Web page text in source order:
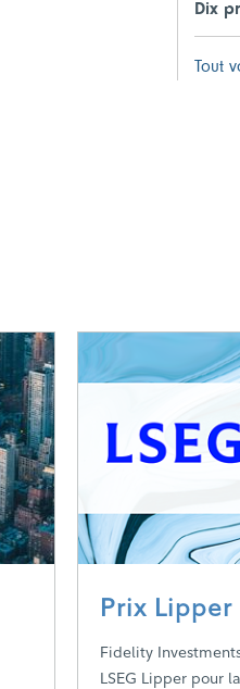
Dix
Tout
Prix Lipper
Fidelity
LSEG Lipper pour